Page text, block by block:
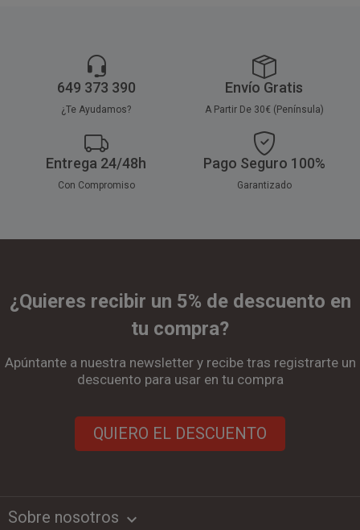
649 373 390
¿Te Ayudamos?
Envío Gratis
A Partir De 30€ (Península)
Entrega 24/48h
Con Compromiso
Pago Seguro 100%
Garantizado
¿Quieres recibir un 5% de descuento en
tu compra?
Apúntante a nuestra newsletter y recibe tras registrarte un
descuento para usar en tu compra
QUIERO EL DESCUENTO
Sobre nosotros keyboard_arrow_down